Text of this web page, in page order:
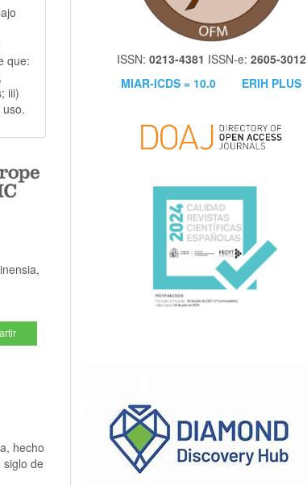
que:
iii)
hecho
siglo de
ISSN: 0213-4381 ISSN-e: 2605-3012
MIAR-ICDS = 10.0
ERIH PLUS